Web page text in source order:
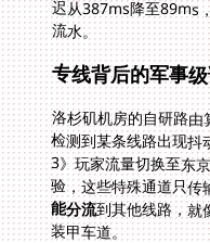
流水。
专线背后的军事
洛杉矶机房的自研路
检测到某条线路出现
3》玩家流量切换至东
验，这些特殊通道只传
能分流到其他线路，就
装甲车道。